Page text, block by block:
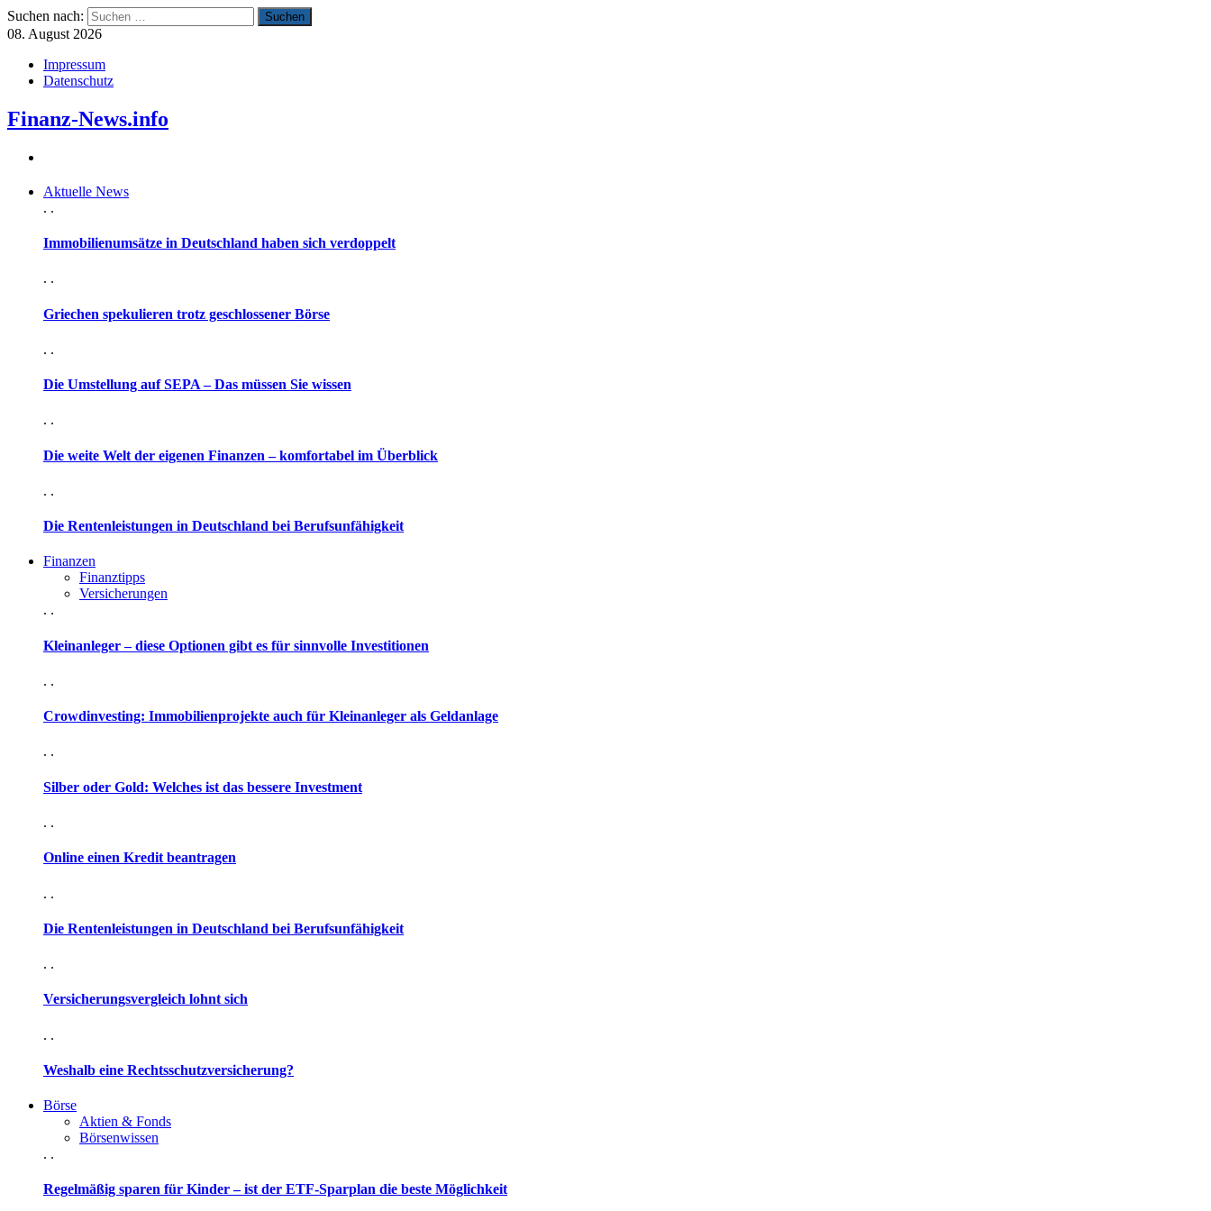
Suchen nach:
08. August 2026
Impressum
Datenschutz
Finanz-News.info
Aktuelle News
. .
Immobilienumsätze in Deutschland haben sich verdoppelt
. .
Griechen spekulieren trotz geschlossener Börse
. .
Die Umstellung auf SEPA – Das müssen Sie wissen
. .
Die weite Welt der eigenen Finanzen – komfortabel im Überblick
. .
Die Rentenleistungen in Deutschland bei Berufsunfähigkeit
Finanzen
Finanztipps
Versicherungen
. .
Kleinanleger – diese Optionen gibt es für sinnvolle Investitionen
. .
Crowdinvesting: Immobilienprojekte auch für Kleinanleger als Geldanlage
. .
Silber oder Gold: Welches ist das bessere Investment
. .
Online einen Kredit beantragen
. .
Die Rentenleistungen in Deutschland bei Berufsunfähigkeit
. .
Versicherungsvergleich lohnt sich
. .
Weshalb eine Rechtsschutzversicherung?
Börse
Aktien & Fonds
Börsenwissen
. .
Regelmäßig sparen für Kinder – ist der ETF-Sparplan die beste Möglichkeit